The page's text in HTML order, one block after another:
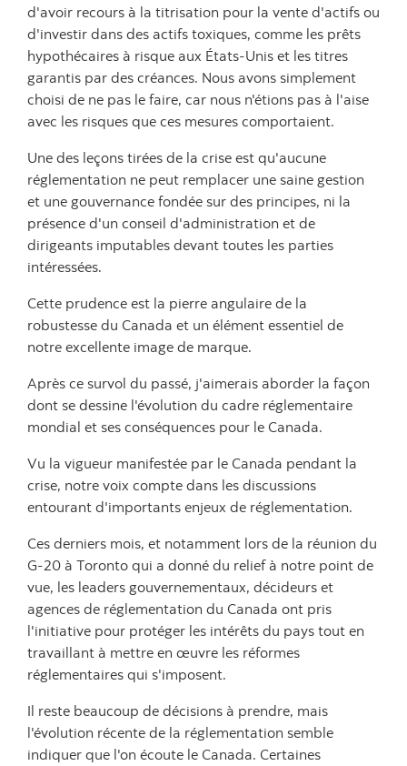
d'avoir recours à la titrisation pour la vente d'actifs ou
d'investir dans des actifs toxiques, comme les prêts
hypothécaires à risque aux États-Unis et les titres
garantis par des créances. Nous avons simplement
choisi de ne pas le faire, car nous n'étions pas à l'aise
avec les risques que ces mesures comportaient.
Une des leçons tirées de la crise est qu'aucune
réglementation ne peut remplacer une saine gestion
et une gouvernance fondée sur des principes, ni la
présence d'un conseil d'administration et de
dirigeants imputables devant toutes les parties
intéressées.
Cette prudence est la pierre angulaire de la
robustesse du Canada et un élément essentiel de
notre excellente image de marque.
Après ce survol du passé, j'aimerais aborder la façon
dont se dessine l'évolution du cadre réglementaire
mondial et ses conséquences pour le Canada.
Vu la vigueur manifestée par le Canada pendant la
crise, notre voix compte dans les discussions
entourant d'importants enjeux de réglementation.
Ces derniers mois, et notamment lors de la réunion du
G-20 à Toronto qui a donné du relief à notre point de
vue, les leaders gouvernementaux, décideurs et
agences de réglementation du Canada ont pris
l'initiative pour protéger les intérêts du pays tout en
travaillant à mettre en œuvre les réformes
réglementaires qui s'imposent.
Il reste beaucoup de décisions à prendre, mais
l'évolution récente de la réglementation semble
indiquer que l'on écoute le Canada. Certaines